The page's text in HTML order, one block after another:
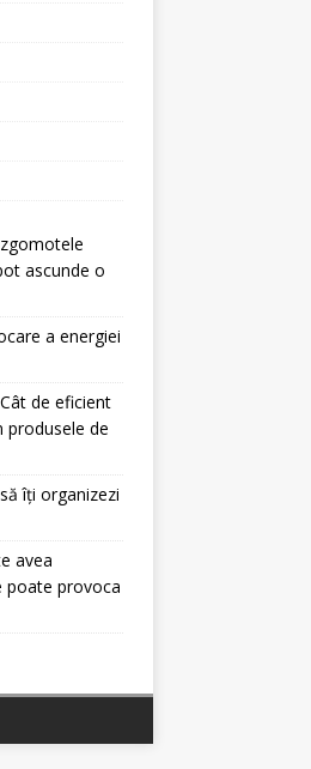
ascunde o
a energiei
de eficient
produsele de
îți organizezi
avea
poate provoca